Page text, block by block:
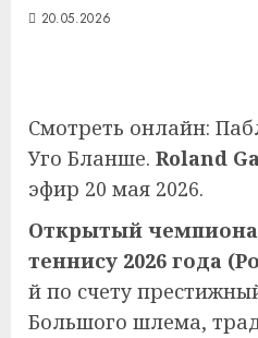
20.05.2026
Смотреть онлайн:
Уго Бланше. Roland
эфир 20 мая 2026.
Открытый
теннису 2026 года
й по счету
Большого шлема,